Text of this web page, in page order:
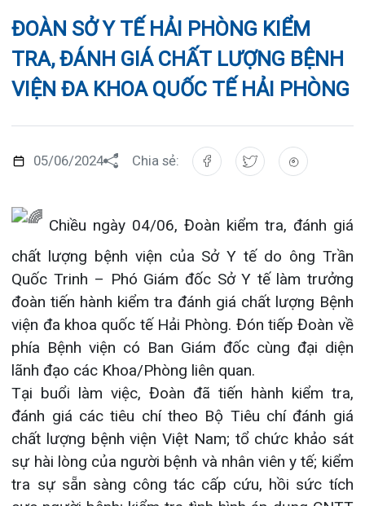
Giờ làm việc
Lịch khám bác sĩ Hà Nội
Văn bản pháp quy
Bảo lãnh viện phí
Chạy thận nhân tạo
Lấy mẫu xét nghiệm tại nhà
Khoa Khám bệnh
Khoa Chẩn đoán hình ảnh – Thăm dò chức
năng
Khoa Răng Hàm Mặt
Khoa Nội Soi
Khoa Gây Mê hồi sức
Khoa Xét nghiệm
Khoa Dược
Khoa hồi sức Cấp cứu – Hồi sức tích cực
Khoa ngoại Tổng hợp
Khoa ngoại Thận Tiết Niệu Nam học
Khoa ngoại Chấn thương chỉnh hình
Khoa Phục hồi chức năng
Khoa Tim mạch
FLS
Khách hàng
Lịch khám
Thông tin thẻ BHYT
Hướng dẫn khám
Đội ngũ chăm sóc khách hàng
Căm ơn từ người bệnh
Tin tức
Nhịp cầu nhân ái
Tin tuyển dụng
Video
Đặt lịch khám
Tra cứu kết quả xét nghiệm
Tra cứu hóa đơn
TRA, ĐÁNH GIÁ CHẤT LƯỢNG BỆNH
VIỆN ĐA KHOA QUỐC TẾ HẢI PHÒNG
05/06/2024 Chia sẻ:
Chiều ngày 04/06, Đoàn kiểm tra, đánh giá
chất lượng bệnh viện của Sở Y tế do ông Trần
đoàn tiến hành kiểm tra đánh giá chất lượng Bệnh
viện đa khoa quốc tế Hải Phòng. Đón tiếp Đoàn về
phía Bệnh viện có Ban Giám đốc cùng đại diện
lãnh đạo các Khoa/Phòng liên quan.
Tại buổi làm việc, Đoàn đã tiến hành kiểm tra,
đánh giá các tiêu chí theo Bộ Tiêu chí đánh giá
chất lượng bệnh viện Việt Nam; tổ chức khảo sát
sự hài lòng của người bệnh và nhân viên y tế; kiểm
tra sự sẵn sàng công tác cấp cứu, hồi sức tích
cực người bệnh; kiểm tra tình hình áp dụng CNTT
trong cải cách hành chính, nâng cao chất lượng
khám chữa bệnh; kiểm tra việc phản hồi một số
văn bản phục vụ công tác quản lý nhà nước.